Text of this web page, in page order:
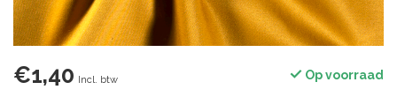
€1,40 Incl. btw Op voorraad